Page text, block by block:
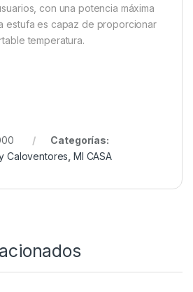
con una potencia máxima
estufa es capaz de proporcionar
temperatura.
Categorías:
Caloventores MI CASA